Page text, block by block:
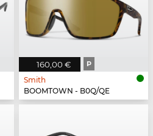
160,00 € P
Smith
BOOMTOWN - B0Q/QE